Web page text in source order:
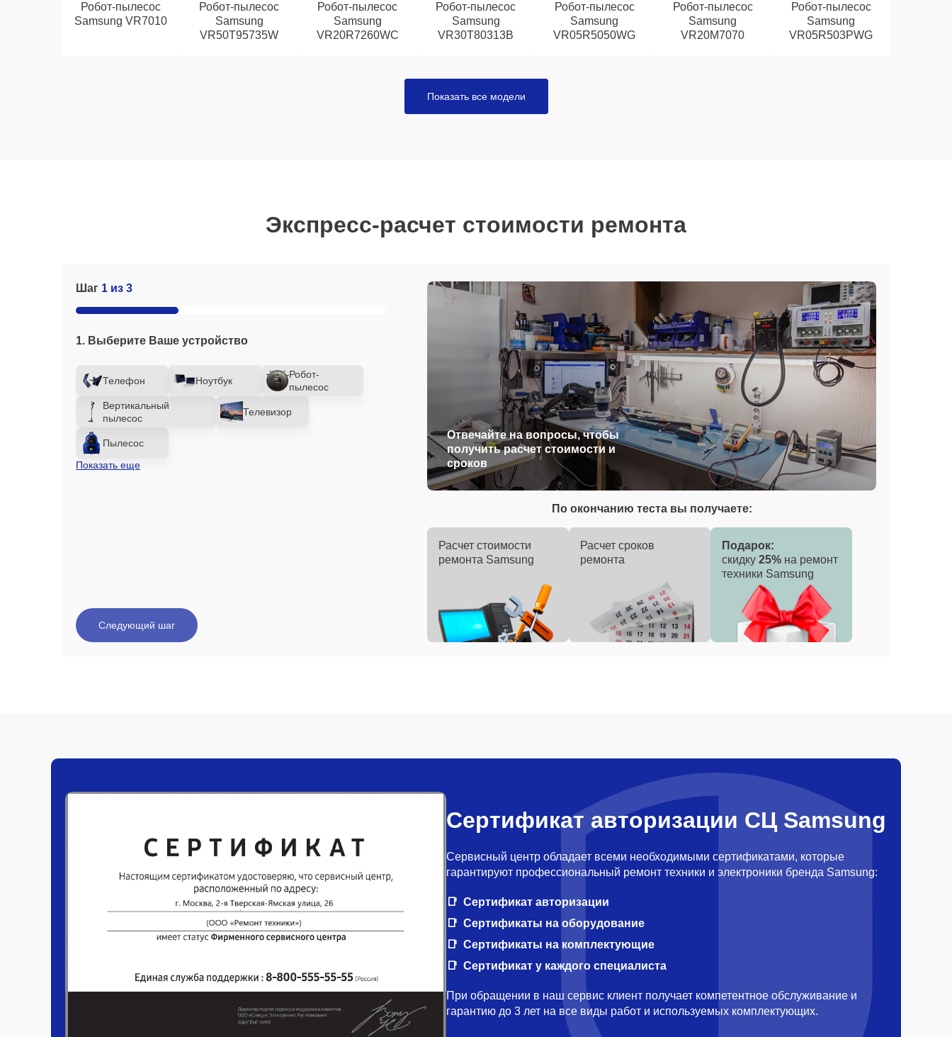
Робот-пылесос
Samsung VR7010
Робот-пылесос
Samsung
VR50T95735W
Робот-пылесос
Samsung
VR20R7260WC
Робот-пылесос
Samsung
VR30T80313B
Робот-пылесос
Samsung
VR05R5050WG
Робот-пылесос
Samsung
VR20M7070
Робот-пылесос
Samsung
VR05R503PWG
Показать все модели
Экспресс-расчет стоимости ремонта
Шаг 1 из 3
1. Выберите Ваше устройство
Телефон Ноутбук
Робот-
пылесос
Вертикальный
пылесос
Телевизор
Пылесос
Показать еще
Отвечайте на вопросы, чтобы
получить расчет стоимости и
сроков
Следующий шаг
По окончанию теста вы получаете:
Расчет стоимости
ремонта Samsung
Расчет сроков
ремонта
Подарок:
скидку 25% на ремонт
техники Samsung
Сертификат авторизации СЦ Samsung
Сервисный центр обладает всеми необходимыми сертификатами, которые
гарантируют профессиональный ремонт техники и электроники бренда Samsung:
Сертификат авторизации
Сертификаты на оборудование
Сертификаты на комплектующие
Сертификат у каждого специалиста
При обращении в наш сервис клиент получает компетентное обслуживание и
гарантию до 3 лет на все виды работ и используемых комплектующих.